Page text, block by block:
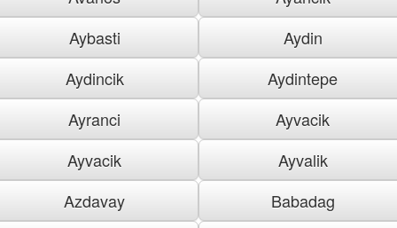
Aybasti
Aydin
Aydincik
Aydintepe
Ayranci
Ayvacik
Ayvacik
Ayvalik
Azdavay
Babadag